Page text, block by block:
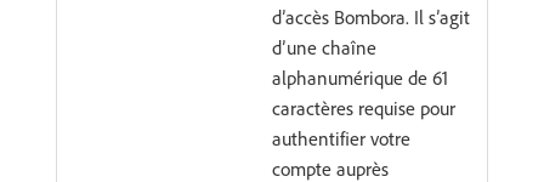
d’accès Bombora. Il s’agit
d’une chaîne
alphanumérique de 61
caractères requise pour
authentifier votre
compte auprès